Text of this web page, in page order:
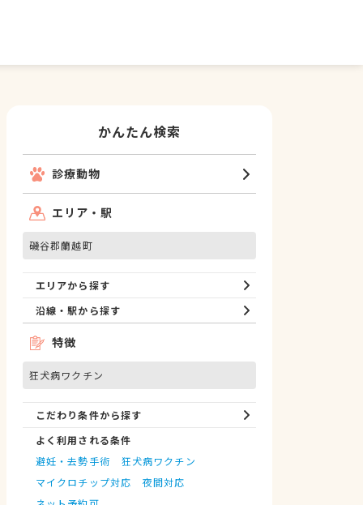
かんたん検索
診療動物
エリア・駅
磯谷郡蘭越町
エリアから探す
沿線・駅から探す
特徴
狂犬病ワクチン
こだわり条件から探す
よく利用される条件
避妊・去勢手術
狂犬病ワクチン
マイクロチップ対応
夜間対応